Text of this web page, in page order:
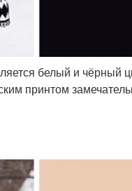
белый и чёрный
принтом